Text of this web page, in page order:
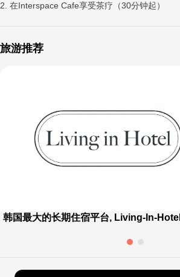
2. 在Interspace Cafe享受茶疗（30分钟起）
旅游推荐
韩国最大的长期住宿平台, Living-In-Hotel